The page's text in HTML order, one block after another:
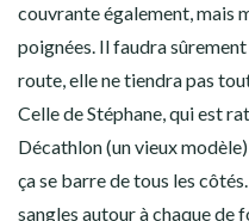
couvrante également, mais
poignées. Il faudra sûrement
route, elle ne tiendra pas
Celle de Stéphane, qui est
Décathlon (un vieux
ça se barre de tous les
sangles autour à chaque de